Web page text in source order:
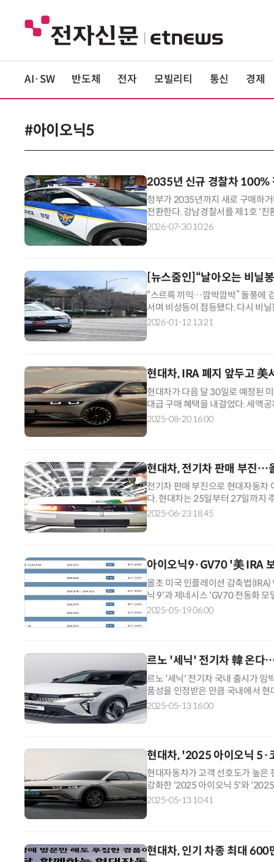
AI·SW 반도체 전자 모빌리티 통신 경제
#아이오닉5
2035년 신규 경찰차
정부가 2035년까지 새로 구매하
전환한다. 강남경찰서를 제1호 '
는 등 공공부문 차량 전동화에도
2026-07-30 10:26
[뉴스줌인]“날아오는 비닐
“스르륵 끼익…깜박깜박” 돌풍에
서며 비상등이 점등됐다. 다시 비
지시간) 미국 라스베이거스 도심
2026-01-12 13:21
현대차, IRA 폐지 앞두고 美
현대차가 다음 달 30일로 예정된
대급 구매 혜택을 내걸었다. 세액
입지를 강화하려는 전략으로 해석
2025-08-20 16:00
현대차, 전기차 판매 부진…
전기차 판매 부진으로 현대자동차
다. 현대차는 25일부터 27일까지
공장 12라인 가동을 중단하고 휴
2025-06-23 18:45
아이오닉9·GV70 '美 IRA
올초 미국 인플레이션 감축법
닉 9'과 제네시스 'GV70 전동화 모
하는 전기차 5종 모두 7500달러(
2025-05-19 06:00
르노 '세닉' 전기차 韓 온다
르노 '세닉' 전기차 국내 출시가 임
품성을 인정받은 만큼 국내에서
된다. 르노코리아는 '세닉 E-테크
2025-05-13 16:00
현대차, '2025 아이오닉
현대자동차가 고객 선호도가 높은
강화한 '2025 아이오닉 5'와
인 E-VALUE+에 오토 플러시 도어
2025-05-13 10:41
현대차, 인기 차종 최대
AI Native Enterprise를 지원하는 AI Ready Data 플랫폼 활용 전략